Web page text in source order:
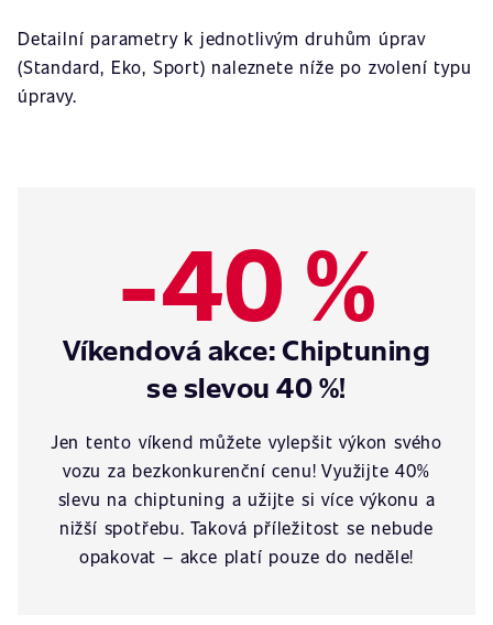
Detailní parametry k jednotlivým druhům úprav
(Standard, Eko, Sport) naleznete níže po zvolení typu
úpravy.
-40 %
Víkendová akce: Chiptuning
se slevou 40 %!
Jen tento víkend můžete vylepšit výkon svého
vozu za bezkonkurenční cenu! Využijte 40%
slevu na chiptuning a užijte si více výkonu a
nižší spotřebu. Taková příležitost se nebude
opakovat – akce platí pouze do neděle!